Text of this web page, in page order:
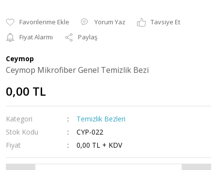
Yorum Yaz
Tavsiye Et
Fiyat Alarmı
Paylaş
Ceymop
Ceymop Mikrofiber Genel Temizlik Bezi
0,00 TL
Kategori
Temizlik Bezleri
Stok Kodu
CYP-022
Fiyat
0,00 TL + KDV